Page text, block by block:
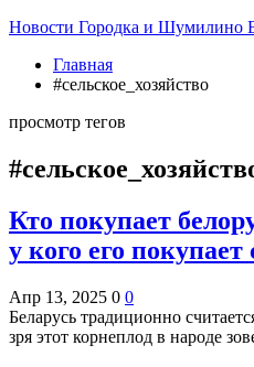
Новости Городка и Шумилино
Главная
#сельское_хозяйство
просмотр тегов
Кто покупает
у кого его
Апр 13, 2025 0 0
Беларусь традиционно
зря этот корнеплод в народе